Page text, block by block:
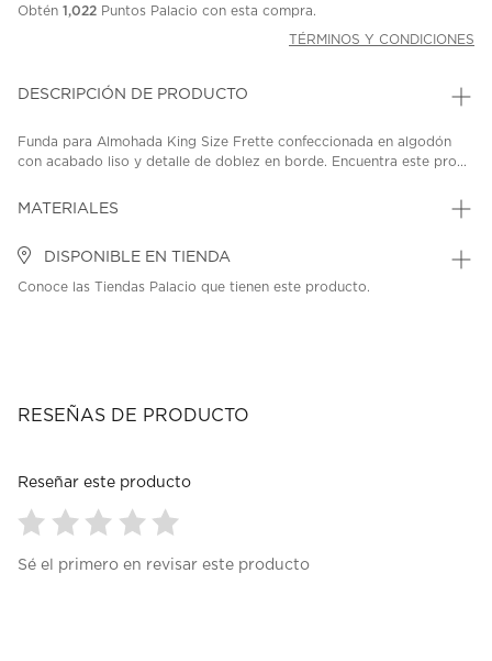
Obtén 1,022 Puntos Palacio con esta compra.
TÉRMINOS Y CONDICIONES
DESCRIPCIÓN DE PRODUCTO
Funda para Almohada King Size Frette confeccionada en algodón
con acabado liso y detalle de doblez en borde. Encuentra este pro...
MATERIALES
DISPONIBLE EN TIENDA
Conoce las Tiendas Palacio que tienen este producto.
RESEÑAS DE PRODUCTO
Reseñar este producto
paraparaparaparapara
Sé el primero en revisar este producto